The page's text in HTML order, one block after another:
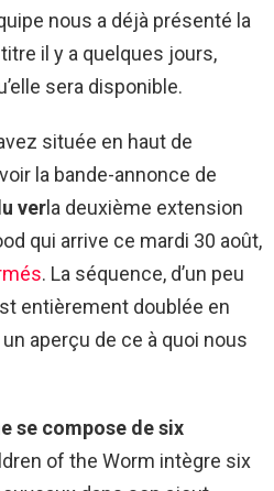
nous a déjà présenté la
il y a quelques jours,
sera disponible.
située en haut de
la bande-annonce de
verla deuxième extension
qui arrive ce mardi 30 août,
. La séquence, d’un peu
entièrement doublée en
aperçu de ce à quoi nous
se compose de six
of the Worm intègre six